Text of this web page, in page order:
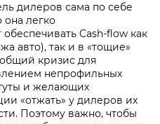
дилеров сама по себе
она легко
Cash-flow как
авто), так и в «тощие»
кризис для
непрофильных
и желающих
«отжать» у дилеров их
Поэтому важно, чтобы